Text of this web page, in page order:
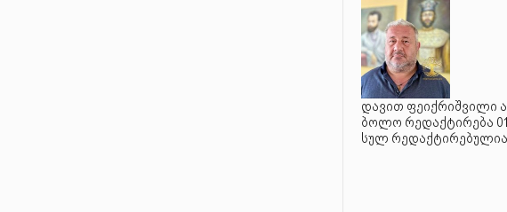
დავით ფეიქრიშვილი
ბოლო რედაქტირება
სულ რედაქტირებულია